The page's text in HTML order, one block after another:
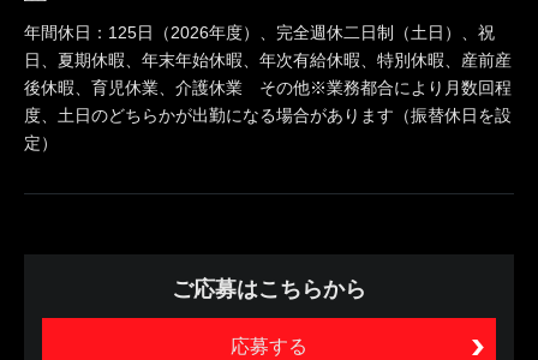
年間休日：125日（2026年度）、完全週休二日制（土日）、祝
日、夏期休暇、年末年始休暇、年次有給休暇、特別休暇、産前産
後休暇、育児休業、介護休業 その他※業務都合により月数回程
度、土日のどちらかが出勤になる場合があります（振替休日を設
定）
ご応募はこちらから
応募する